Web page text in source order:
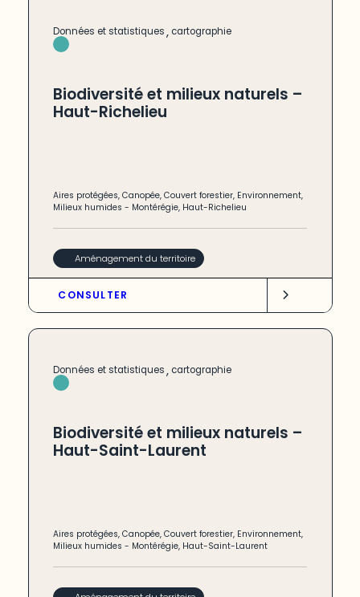
Données et statistiques, cartographie
Biodiversité et milieux naturels –
Haut-Richelieu
Aires protégées,Canopée,Couvert forestier, Environnement,
Milieux humides - Montérégie, Haut-Richelieu
Aménagement du territoire
CONSULTER
Données et statistiques, cartographie
Biodiversité et milieux naturels –
Haut-Saint-Laurent
Aires protégées,Canopée,Couvert forestier, Environnement,
Milieux humides - Montérégie, Haut-Saint-Laurent